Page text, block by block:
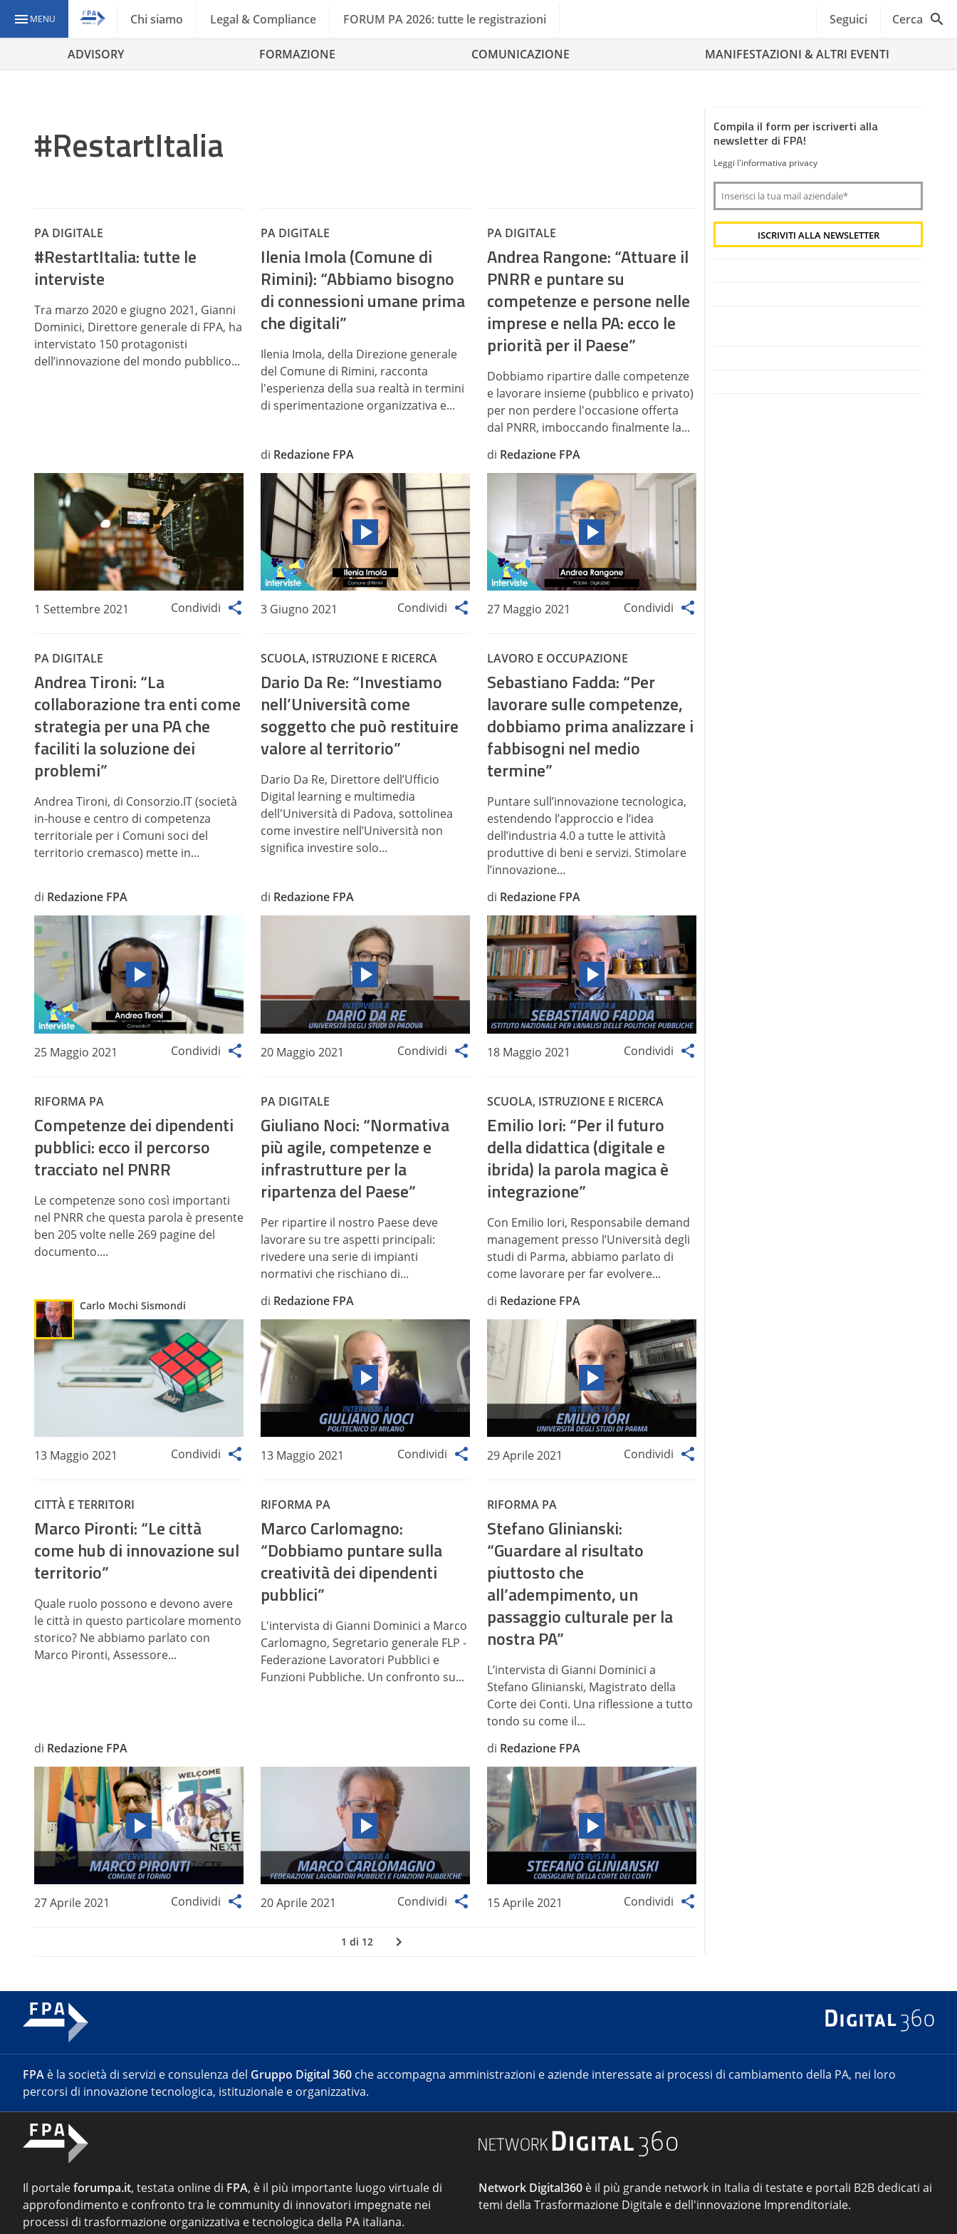
MENU Chi siamo Legal & Compliance FORUM PA 2026: tutte le registrazioni Seguici Cerca
ADVISORY FORMAZIONE COMUNICAZIONE MANIFESTAZIONI & ALTRI EVENTI
#RestartItalia
PA DIGITALE
#RestartItalia: tutte le
interviste
Tra marzo 2020 e giugno 2021, Gianni
Dominici, Direttore generale di FPA, ha
intervistato 150 protagonisti
dell’innovazione del mondo pubblico...
1 Settembre 2021 Condividi
PA DIGITALE
Ilenia Imola (Comune di
Rimini): “Abbiamo bisogno
di connessioni umane prima
che digitali”
Ilenia Imola, della Direzione generale
del Comune di Rimini, racconta
l'esperienza della sua realtà in termini
di sperimentazione organizzativa e...
di Redazione FPA
3 Giugno 2021 Condividi
PA DIGITALE
Andrea Rangone: “Attuare il
PNRR e puntare su
competenze e persone nelle
imprese e nella PA: ecco le
priorità per il Paese”
Dobbiamo ripartire dalle competenze
e lavorare insieme (pubblico e privato)
per non perdere l'occasione offerta
dal PNRR, imboccando finalmente la...
di Redazione FPA
27 Maggio 2021 Condividi
PA DIGITALE
Andrea Tironi: “La
collaborazione tra enti come
strategia per una PA che
faciliti la soluzione dei
problemi”
Andrea Tironi, di Consorzio.IT (società
in-house e centro di competenza
territoriale per i Comuni soci del
territorio cremasco) mette in...
di Redazione FPA
25 Maggio 2021 Condividi
SCUOLA, ISTRUZIONE E RICERCA
Dario Da Re: “Investiamo
nell’Università come
soggetto che può restituire
valore al territorio”
Dario Da Re, Direttore dell’Ufficio
Digital learning e multimedia
dell'Università di Padova, sottolinea
come investire nell’Università non
significa investire solo...
di Redazione FPA
20 Maggio 2021 Condividi
LAVORO E OCCUPAZIONE
Sebastiano Fadda: “Per
lavorare sulle competenze,
dobbiamo prima analizzare i
fabbisogni nel medio
termine”
Puntare sull’innovazione tecnologica,
estendendo l’approccio e l’idea
dell’industria 4.0 a tutte le attività
produttive di beni e servizi. Stimolare
l’innovazione...
di Redazione FPA
18 Maggio 2021 Condividi
RIFORMA PA
Competenze dei dipendenti
pubblici: ecco il percorso
tracciato nel PNRR
Le competenze sono così importanti
nel PNRR che questa parola è presente
ben 205 volte nelle 269 pagine del
documento....
Carlo Mochi Sismondi
13 Maggio 2021 Condividi
PA DIGITALE
Giuliano Noci: “Normativa
più agile, competenze e
infrastrutture per la
ripartenza del Paese”
Per ripartire il nostro Paese deve
lavorare su tre aspetti principali:
rivedere una serie di impianti
normativi che rischiano di...
di Redazione FPA
13 Maggio 2021 Condividi
SCUOLA, ISTRUZIONE E RICERCA
Emilio Iori: “Per il futuro
della didattica (digitale e
ibrida) la parola magica è
integrazione”
Con Emilio Iori, Responsabile demand
management presso l’Università degli
studi di Parma, abbiamo parlato di
come lavorare per far evolvere...
di Redazione FPA
29 Aprile 2021 Condividi
CITTÀ E TERRITORI
Marco Pironti: “Le città
come hub di innovazione sul
territorio”
Quale ruolo possono e devono avere
le città in questo particolare momento
storico? Ne abbiamo parlato con
Marco Pironti, Assessore...
di Redazione FPA
27 Aprile 2021 Condividi
RIFORMA PA
Marco Carlomagno:
“Dobbiamo puntare sulla
creatività dei dipendenti
pubblici”
L'intervista di Gianni Dominici a Marco
Carlomagno, Segretario generale FLP -
Federazione Lavoratori Pubblici e
Funzioni Pubbliche. Un confronto su...
20 Aprile 2021 Condividi
RIFORMA PA
Stefano Glinianski:
“Guardare al risultato
piuttosto che
all’adempimento, un
passaggio culturale per la
nostra PA”
L’intervista di Gianni Dominici a
Stefano Glinianski, Magistrato della
Corte dei Conti. Una riflessione a tutto
tondo su come il...
di Redazione FPA
15 Aprile 2021 Condividi
1 di 12
Compila il form per iscriverti alla
newsletter di FPA!
Leggi l'informativa privacy
FPA è la società di servizi e consulenza del Gruppo Digital 360 che accompagna amministrazioni e aziende interessate ai processi di cambiamento della PA, nei loro
percorsi di innovazione tecnologica, istituzionale e organizzativa.
Il portaleforumpa.it, testata online di FPA, è il più importante luogo virtuale di
approfondimento e confronto tra le community di innovatori impegnate nei
processi di trasformazione organizzativa e tecnologica della PA italiana.
Network Digital360 è il più grande network in Italia di testate e portali B2B dedicati ai
temi della Trasformazione Digitale e dell'innovazione Imprenditoriale.